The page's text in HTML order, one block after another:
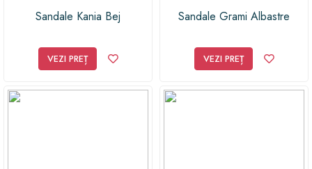
Sandale Kania Bej
VEZI PREȚ
Sandale Grami Albastre
VEZI PREȚ